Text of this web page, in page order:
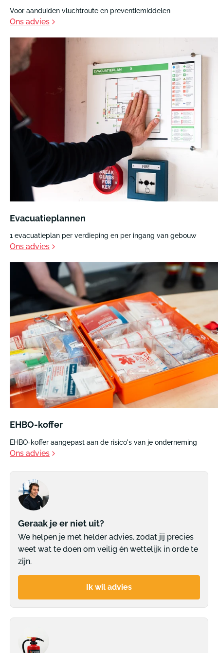
Voor aanduiden vluchtroute en preventiemiddelen
Ons advies
Evacuatieplannen
1 evacuatieplan per verdieping en per ingang van gebouw
Ons advies
EHBO-koffer
EHBO-koffer aangepast aan de risico's van je onderneming
Ons advies
Geraak je er niet uit?
We helpen je met helder advies, zodat jij precies
weet wat te doen om veilig én wettelijk in orde te
zijn.
Ik wil advies